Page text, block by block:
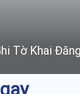
Tờ Khai